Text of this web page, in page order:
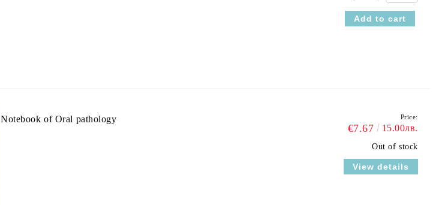
Notebook of Oral pathology Price:
€7.67 15.00лв.
Out of stock
View details